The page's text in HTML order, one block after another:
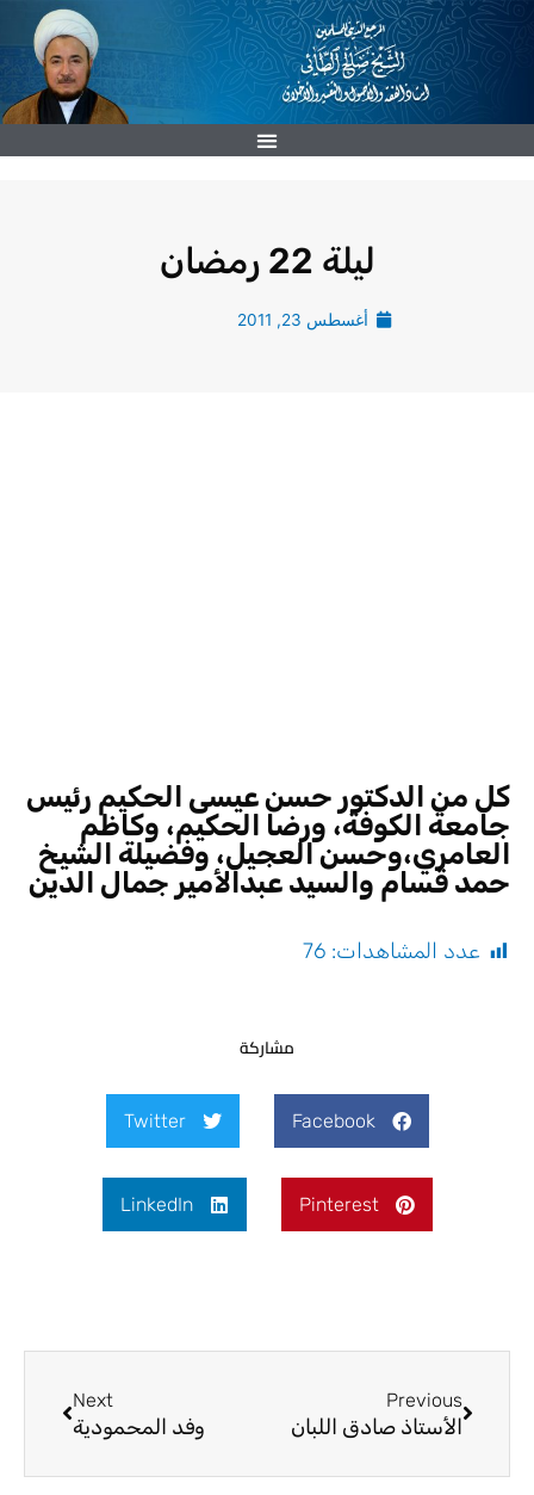
تخطي
ليلة 22 رمضان
أغسطس 23, 2011
كل من الدكتور حسن عيسى الحكيم رئيس
جامعة الكوفة، ورضا الحكيم، وكاظم
العامري،وحسن العجيل، وفضيلة الشيخ
حمد قسام والسيد عبدالأمير جمال الدين
عدد المشاهدات: 76
مشاركة
Facebook
Twitter
Pinterest
LinkedIn
Previous
الأستاذ صادق اللبان
Next
وفد المحمودية